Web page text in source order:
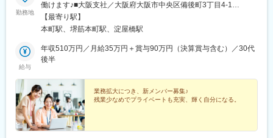
勤務地
働けます♪■大阪支社／大阪府大阪市中央区備後町3丁目4-1
NANKAI備後町ビル2階・大阪メトロ御堂筋本線「本町駅」より徒
歩3分・大阪メトロ中央線「堺筋本町駅」より徒歩5分※受動喫煙
【最寄り駅】
本町駅、堺筋本町駅、淀屋橋駅
給与
年収510万円／月給35万円＋賞与90万円（決算賞与含む）／30代
後半
業務拡大につき、新メンバー募集♪
残業少なめでプライベートも充実、輝く自分になる。